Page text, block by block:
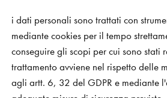
i dati personali sono trattati con
mediante cookies per il tempo
conseguire gli scopi per cui sono stati
trattamento avviene nel rispetto delle
agli artt. 6, 32 del GDPR e mediante